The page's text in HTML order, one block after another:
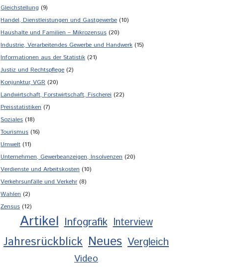
Gleichstellung (9)
Handel, Dienstleistungen und Gastgewerbe (10)
Haushalte und Familien – Mikrozensus (20)
Industrie, Verarbeitendes Gewerbe und Handwerk (15)
Informationen aus der Statistik (21)
Justiz und Rechtspflege (2)
Konjunktur, VGR (20)
Landwirtschaft, Forstwirtschaft, Fischerei (22)
Preisstatistiken (7)
Soziales (18)
Tourismus (16)
Umwelt (11)
Unternehmen, Gewerbeanzeigen, Insolvenzen (20)
Verdienste und Arbeitskosten (10)
Verkehrsunfälle und Verkehr (8)
Wahlen (2)
Zensus (12)
Artikel Infografik Interview
Jahresrückblick Neues Vergleich
Video